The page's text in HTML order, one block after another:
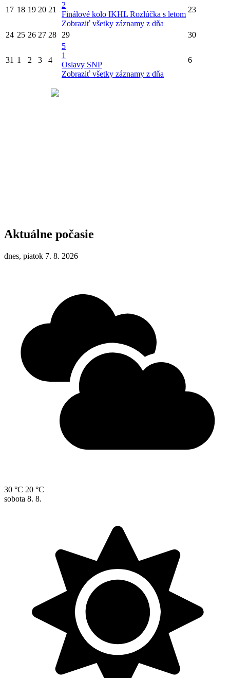
17 18 19 20 21
2
Finálové kolo IKHL Rozlúčka s letom
Zobraziť všetky záznamy z dňa
23
24 25 26 27 28 29 30
31 1 2 3 4
5
1
Oslavy SNP
Zobraziť všetky záznamy z dňa
6
Aktuálne počasie
dnes, piatok 7. 8. 2026
30 °C 20 °C
sobota 8. 8.